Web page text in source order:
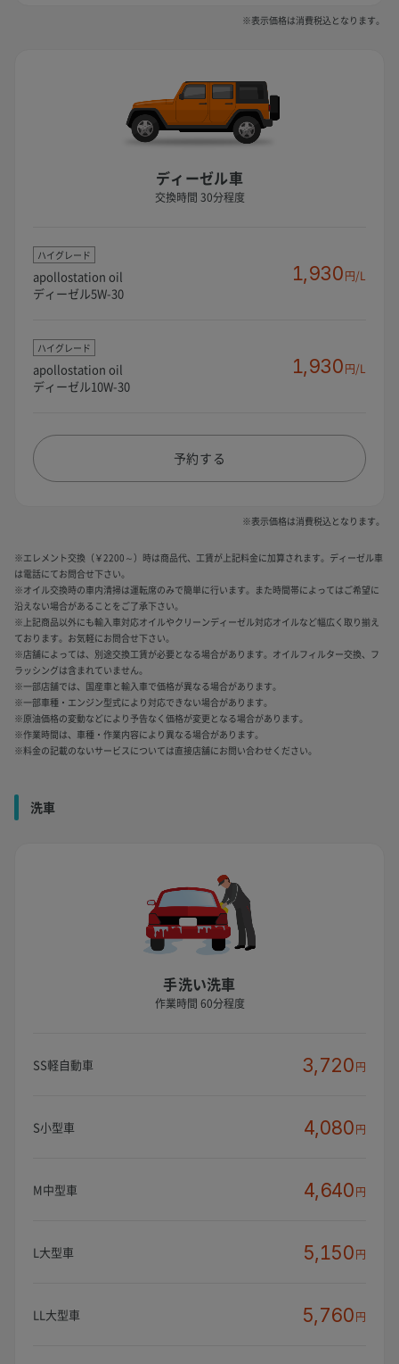
※表示価格は消費税込となります。
ディーゼル車
交換時間 30分程度
ハイグレード
apollostation oil
ディーゼル5W-30
1,930円/L
ハイグレード
apollostation oil
ディーゼル10W-30
1,930円/L
予約する
※表示価格は消費税込となります。
※エレメント交換（￥2200～）時は商品代、工賃が上記料金に加算されます。ディーゼル車
は電話にてお問合せ下さい。
※オイル交換時の車内清掃は運転席のみで簡単に行います。また時間帯によってはご希望に
沿えない場合があることをご了承下さい。
※上記商品以外にも輸入車対応オイルやクリーンディーゼル対応オイルなど幅広く取り揃え
ております。お気軽にお問合せ下さい。
※店舗によっては、別途交換工賃が必要となる場合があります。オイルフィルター交換、フ
ラッシングは含まれていません。
※一部店舗では、国産車と輸入車で価格が異なる場合があります。
※一部車種・エンジン型式により対応できない場合があります。
※原油価格の変動などにより予告なく価格が変更となる場合があります。
※作業時間は、車種・作業内容により異なる場合があります。
※料金の記載のないサービスについては直接店舗にお問い合わせください。
洗車
手洗い洗車
作業時間 60分程度
SS軽自動車 3,720円
S小型車 4,080円
M中型車 4,640円
L大型車 5,150円
LL大型車 5,760円